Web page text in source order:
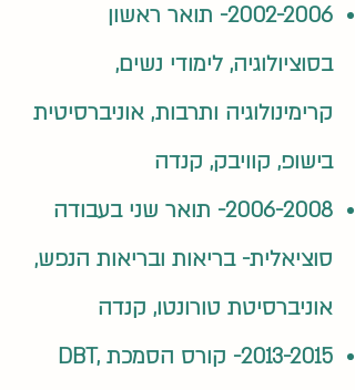
2002-2006- תואר ראשון
בסוציולוגיה, לימודי נשים,
קרימינולוגיה ותרבות, אוניברסיטית
בישופ, קוויבק, קנדה​
2006-2008- תואר שני בעבודה
סוציאלית- בריאות ובריאות הנפש,
אוניברסיטת טורונטו, קנדה
2013-2015
- קורס הסמכת DBT,